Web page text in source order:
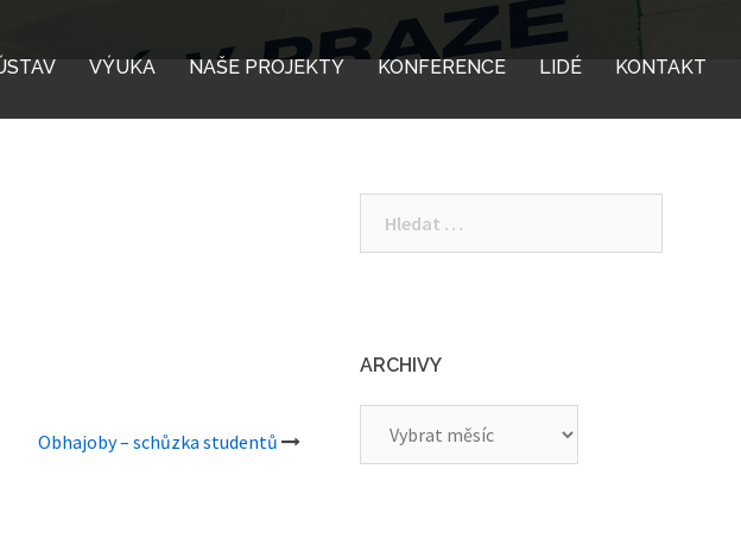
VÝUKA NAŠE PROJEKTY KONFERENCE LIDÉ KONTAKT
Obhajoby – schůzka studentů
ARCHIVY